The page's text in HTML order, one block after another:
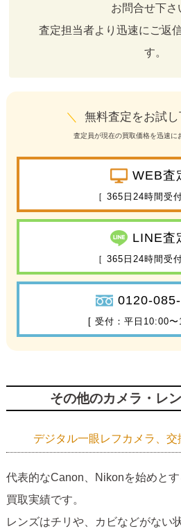
お問合せ下さ
査定担当者より迅速にご返
す。
＼ 無料査定をお試
査定員が現在の買取価格を迅速に
WEB査
［ 365日24時間受
LINE査
［ 365日24時間受
0120-
[ 受付：平日10:00
その他のカメラ・レ
デジタル一眼レフカメラ、
代表的なCanon、Nikonを始めと
買取実績です。
レンズはチリや、カビなどがない